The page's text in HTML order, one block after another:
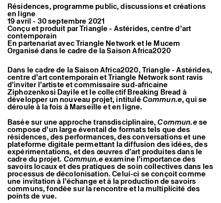
Résidences, programme public, discussions et créations
en ligne
19 avril - 30 septembre 2021
Conçu et produit par Triangle - Astérides, centre d’art
contemporain
En partenariat avec Triangle Network et le Mucem
Organisé dans le cadre de la Saison Africa2020
Dans le cadre de la Saison Africa2020, Triangle - Astérides,
centre d’art contemporain et Triangle Network sont ravis
d’inviter l’artiste et commissaire sud-africaine
Ziphozenkosi Dayile et le collectif Breaking Bread à
développer un nouveau projet, intituléCommun.e, qui se
déroule à la fois à Marseille et en ligne.
Basée sur une approche transdisciplinaire,Commun.ese
compose d’un large éventail de formats tels que des
résidences, des performances, des conversations et une
plateforme digitale permettant la diffusion des idées, des
expérimentations, et des œuvres d’art produites dans le
cadre du projet.Commun.eexamine l’importance des
savoirs locaux et des pratiques de soin collectives dans les
processus de décolonisation. Celui-ci se conçoit comme
une invitation à l’échange et à la production de savoirs
communs, fondée sur la rencontre et la multiplicité des
points de vue.